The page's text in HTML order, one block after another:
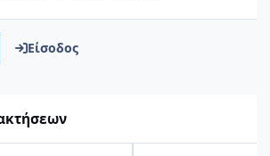
Είσοδος